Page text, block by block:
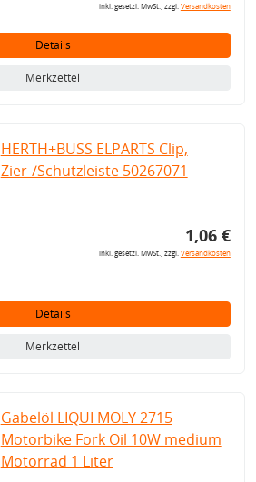
inkl. gesetzl. MwSt., zzgl.Versandkosten
Details
Merkzettel
HERTH+BUSS ELPARTS Clip,
Zier-/Schutzleiste 50267071
1,06 €
inkl. gesetzl. MwSt., zzgl.Versandkosten
Details
Merkzettel
Gabelöl LIQUI MOLY 2715
Motorbike Fork Oil 10W medium
Motorrad 1 Liter